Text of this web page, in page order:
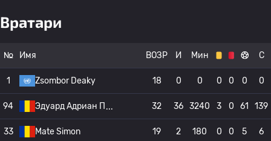
Вратари
№ Имя ВОЗР И Мин С
1 Zsombor Deaky 18 0 0 0 0 0 0
94 Эдуард Адриан П 32 36 3240 3 0 61 139
33 Mate Simon 19 2 180 0 0 5 6